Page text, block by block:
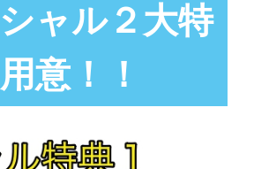
ャル２大特
意！！